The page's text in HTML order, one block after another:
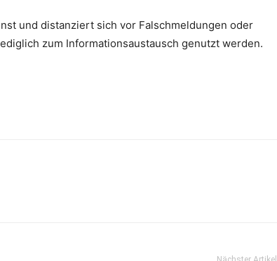
und distanziert sich vor Falschmeldungen oder
zum Informationsaustausch genutzt werden.